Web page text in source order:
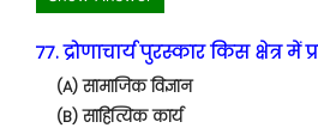
77. द्रोणाचार्य पुरस्कार किस क्षेत्र में
(A) सामाजिक विज्ञान
(B) साहित्यिक कार्य